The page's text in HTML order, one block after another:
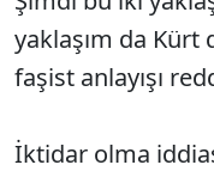
yaklaşım da Kürt
faşist anlayışı
İktidar olma